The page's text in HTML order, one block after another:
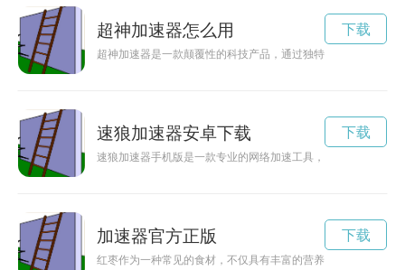
超神加速器怎么用
超神加速器是一款颠覆性的科技产品，通过独特的技术和理念
下载
速狼加速器安卓下载
速狼加速器手机版是一款专业的网络加速工具，可以帮助您快
下载
加速器官方正版
红枣作为一种常见的食材，不仅具有丰富的营养价值，还被称
下载